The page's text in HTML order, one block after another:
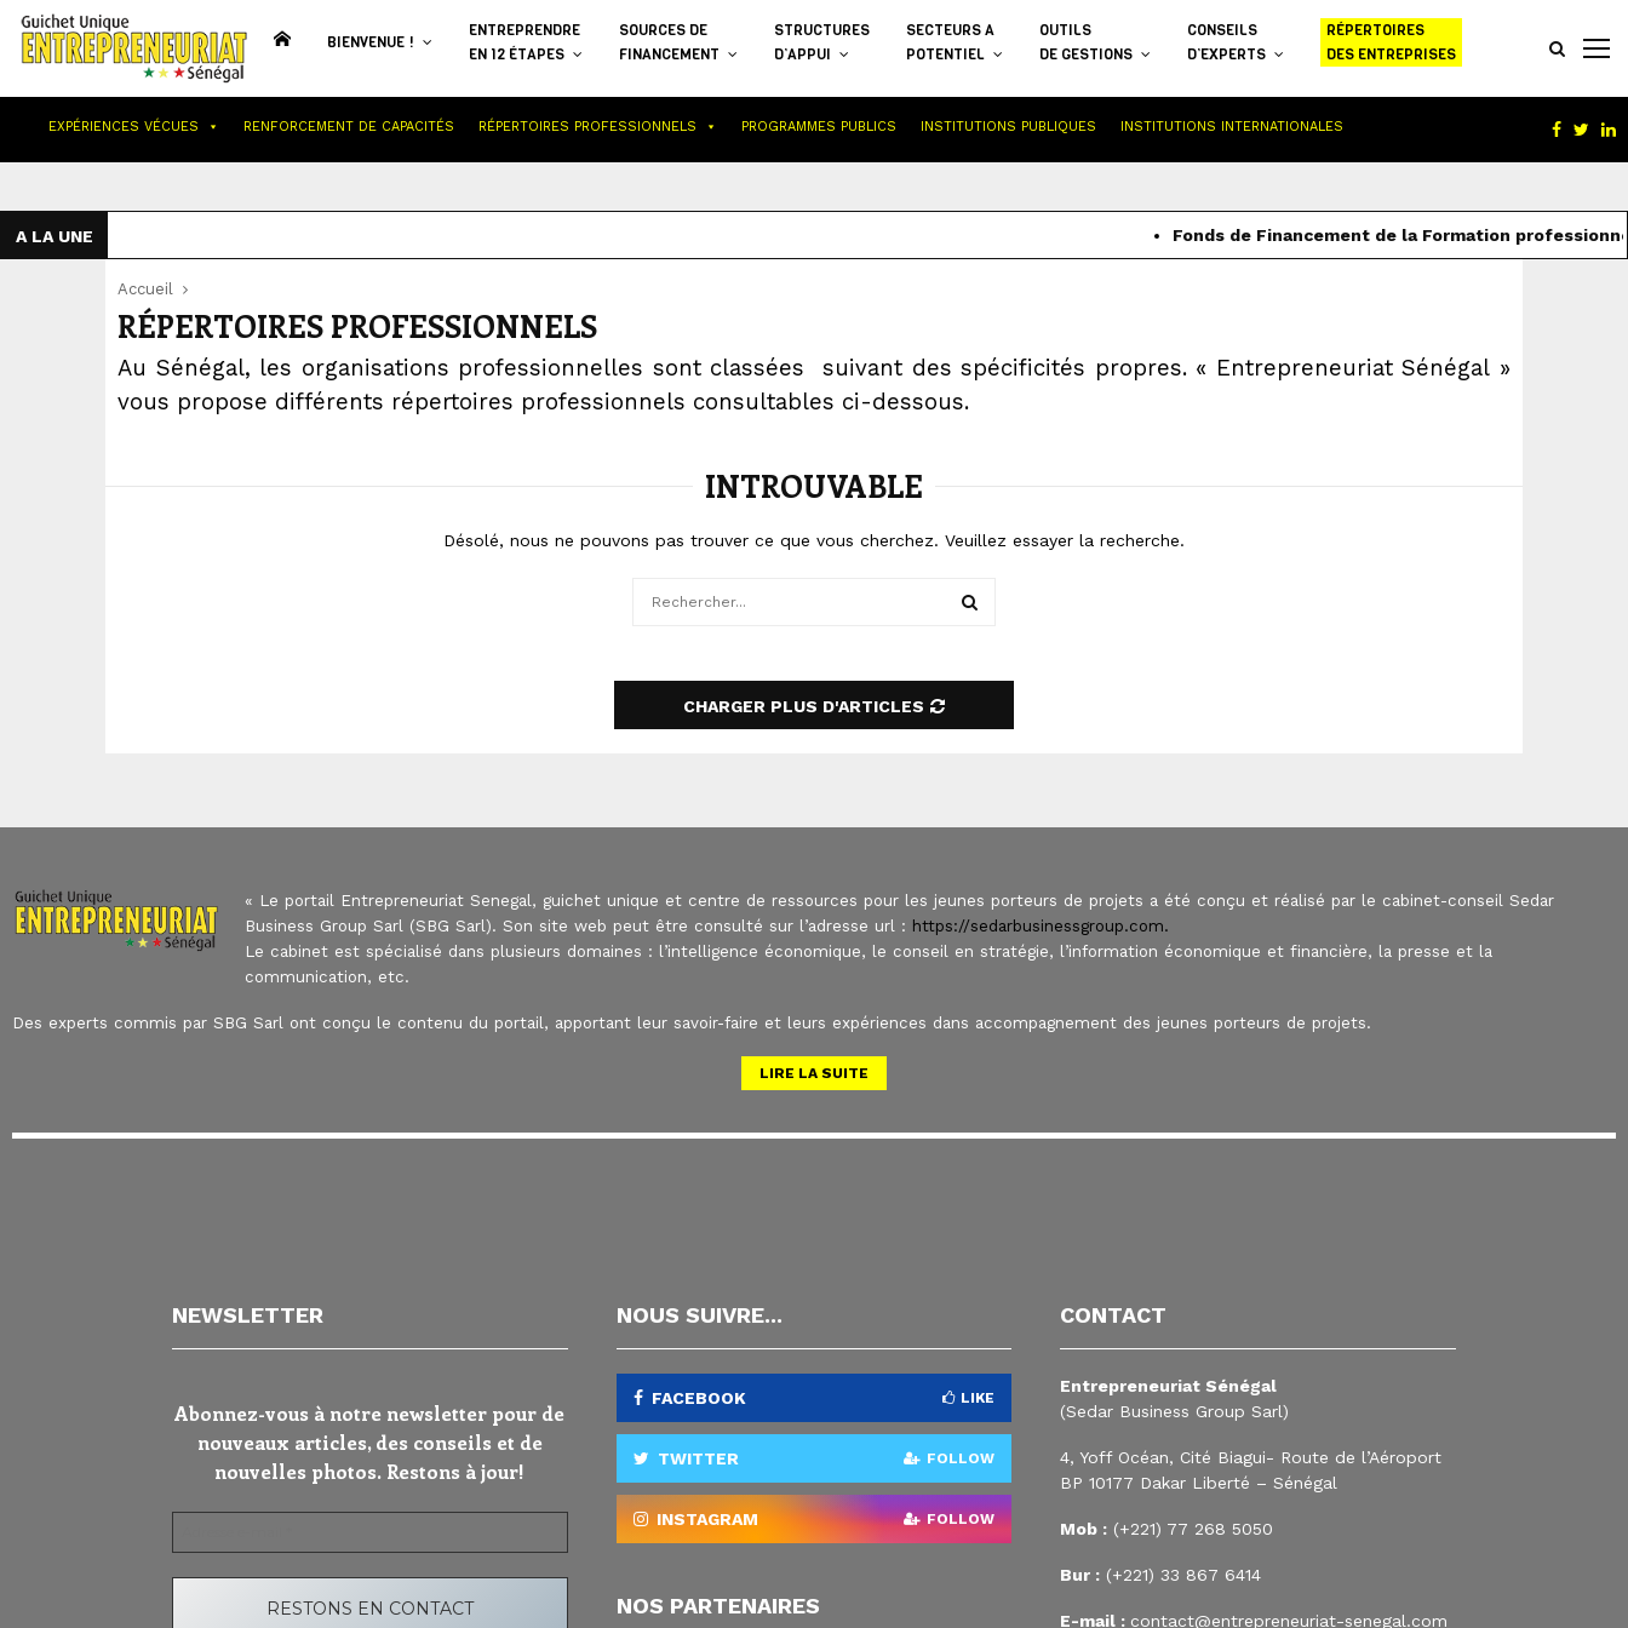
BIENVENUE !
ENTREPRENDRE
EN 12 ÉTAPES
SOURCES DE
FINANCEMENT
STRUCTURES
D’APPUI
SECTEURS A
POTENTIEL
OUTILS
DE GESTIONS
CONSEILS
D’EXPERTS
RÉPERTOIRES
DES ENTREPRISES
EXPÉRIENCES VÉCUES RENFORCEMENT DE CAPACITÉS RÉPERTOIRES PROFESSIONNELS PROGRAMMES PUBLICS INSTITUTIONS PUBLIQUES INSTITUTIONS INTERNATIONALES
A LA UNE Fonds de Financement de la Formation
Accueil
RÉPERTOIRES PROFESSIONNELS
Au Sénégal, les organisations professionnelles sont classées suivant des spécificités propres. « Entrepreneuriat Sénégal »
vous propose différents répertoires professionnels consultables ci-dessous.
INTROUVABLE
Désolé, nous ne pouvons pas trouver ce que vous cherchez. Veuillez essayer la recherche.
CHARGER PLUS D'ARTICLES
« Le portail Entrepreneuriat Senegal, guichet unique et centre de ressources pour les jeunes porteurs de projets a été conçu et réalisé par le cabinet-conseil Sedar
Business Group Sarl (SBG Sarl). Son site web peut être consulté sur l’adresse url : https://sedarbusinessgroup.com.
Le cabinet est spécialisé dans plusieurs domaines : l’intelligence économique, le conseil en stratégie, l’information économique et financière, la presse et la
communication, etc.
Des experts commis par SBG Sarl ont conçu le contenu du portail, apportant leur savoir-faire et leurs expériences dans accompagnement des jeunes porteurs de projets.
LIRE LA SUITE
NEWSLETTER
Abonnez-vous à notre newsletter pour de
nouveaux articles, des conseils et de
nouvelles photos. Restons à jour!
NOUS SUIVRE...
FACEBOOK LIKE
TWITTER FOLLOW
INSTAGRAM FOLLOW
NOS PARTENAIRES
CONTACT
Entrepreneuriat Sénégal
(Sedar Business Group Sarl)
4, Yoff Océan, Cité Biagui- Route de l’Aéroport
BP 10177 Dakar Liberté – Sénégal
Mob : (+221) 77 268 5050
Bur : (+221) 33 867 6414
E-mail : contact@entrepreneuriat-senegal.com